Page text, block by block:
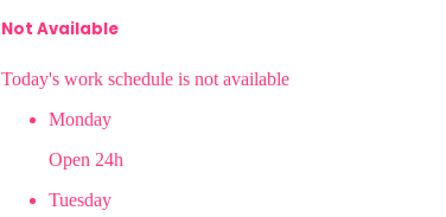
Not Available
Today's work schedule is not available
Monday
Open 24h
Tuesday